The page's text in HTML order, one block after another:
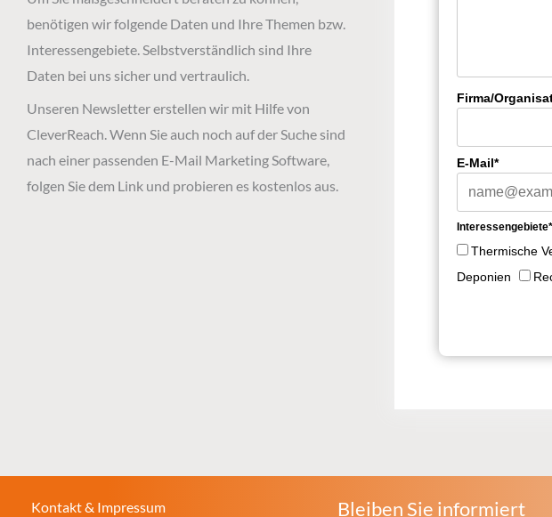
benötigen wir folgende Daten und Ihre Themen bzw.
Interessengebiete. Selbstverständlich sind Ihre
Daten bei uns sicher und vertraulich.
Unseren Newsletter erstellen wir mit Hilfe von
CleverReach. Wenn Sie auch noch auf der Suche sind
nach einer passenden E-Mail Marketing Software,
folgen Sie dem Link und probieren es kostenlos aus.
Firma/
E-Mail*
Interessengebiete*
Thermische
Deponien
Kontakt & Impressum Bleiben Sie informiert